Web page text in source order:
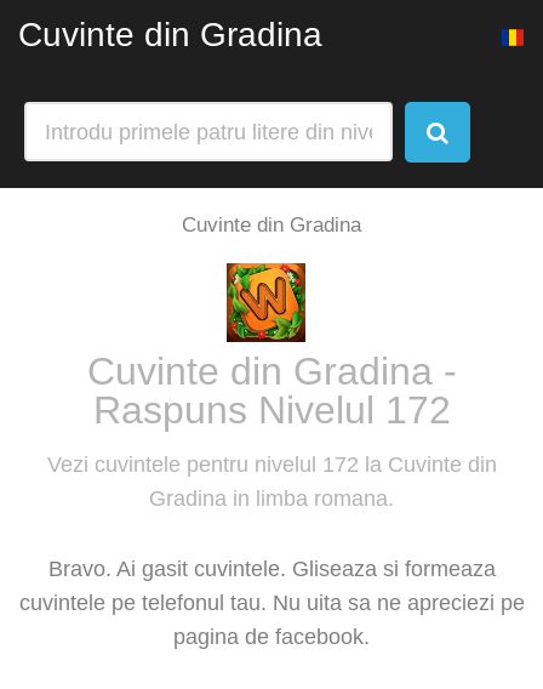
Cuvinte din Gradina
Cuvinte din Gradina
Cuvinte din Gradina -
Raspuns Nivelul 172
Vezi cuvintele pentru nivelul 172 la Cuvinte din
Gradina in limba romana.
Bravo. Ai gasit cuvintele. Gliseaza si formeaza
cuvintele pe telefonul tau. Nu uita sa ne apreciezi pe
pagina de facebook.